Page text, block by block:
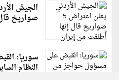
صواريخ
سوريا:
النظام